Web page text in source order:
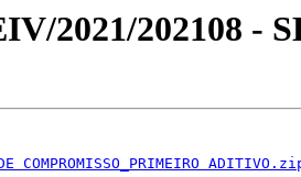
2021/202108 -
COMPROMISSO_PRIMEIRO